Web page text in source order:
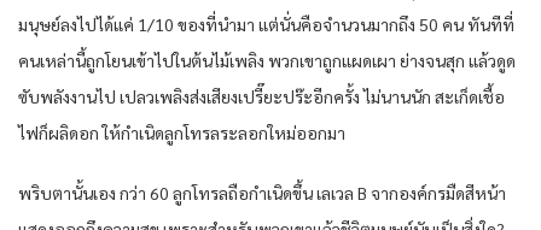
มนุษย์ลงไปได้แค่ 1/10 ของที่นำมา แต่นั่นคือจำนวนมากถึง 50 คน ทันทีที่
คนเหล่านี้ถูกโยนเข้าไปในต้นไม้เพลิง พวกเขาถูกแผดเผา ย่างจนสุก แล้วดูด
ซับพลังงานไป เปลวเพลิงส่งเสียงเปรี๊ยะปร๊ะอีกครั้ง ไม่นานนัก สะเก็ดเชื้อ
ไฟก็ผลิดอก ให้กำเนิดลูกโทรลระลอกใหม่ออกมา
พริบตานั้นเอง กว่า 60 ลูกโทรลถือกำเนิดขึ้น เลเวล B จากองค์กรมืดสีหน้า